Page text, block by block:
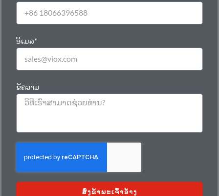
ອີເມລ*
ຂໍ້ຄວາມ
ສົ່ງຂ້າພະເຈົ້າອ້າງ